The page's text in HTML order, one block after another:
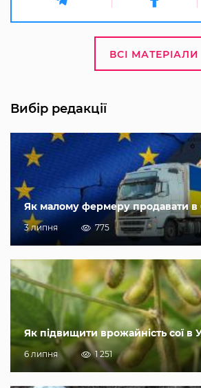
ВСІ МАТЕРІАЛИ
Вибір редакції
Як малому фермеру продавати в
3 липня 775
Як підвищити врожайність сої в
6 липня 1 251